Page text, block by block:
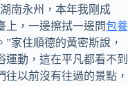
南永州，本年我剛成
上，一邊擦拭一邊問包養
”家住順德的黃密斯說，
運動，這在平凡都看不到
以前沒有往過的景點，